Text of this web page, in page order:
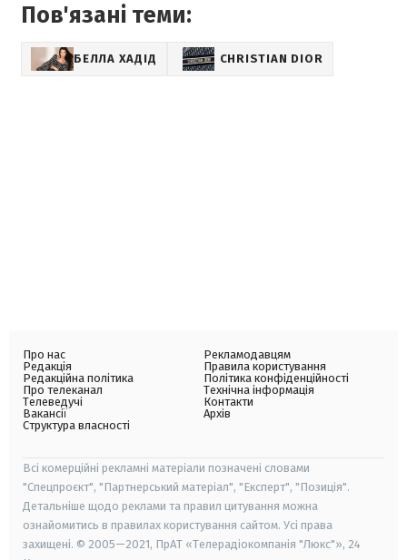
Пов'язані теми:
БЕЛЛА ХАДІД CHRISTIAN DIOR
Про нас
Редакція
Редакційна політика
Про телеканал
Телеведучі
Вакансії
Структура власності
Рекламодавцям
Правила користування
Політика конфіденційності
Технічна інформація
Контакти
Архів
Всі комерційні рекламні матеріали позначені словами
"Спецпроєкт", "Партнерський матеріал", "Експерт", "Позиція".
Детальніше щодо реклами та правил цитування можна
ознайомитись в правилах користування сайтом. Усі права
захищені. © 2005—2021, ПрАТ «Телерадіокомпанія "Люкс"», 24